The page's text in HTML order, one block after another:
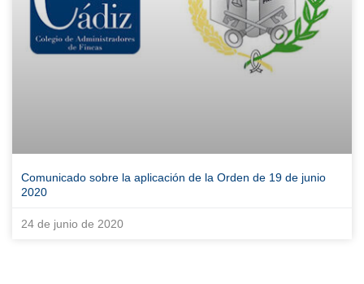
Comunicado sobre la aplicación de la Orden de 19 de junio
2020
24 de junio de 2020